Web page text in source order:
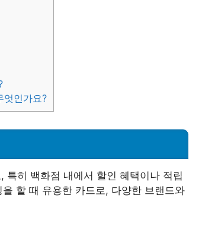
엇인가요?
특히 백화점 내에서 할인 혜택이나 적립
할 때 유용한 카드로, 다양한 브랜드와